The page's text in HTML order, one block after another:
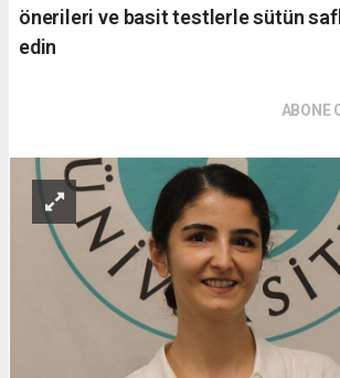
önerileri ve basit testlerle sütün
edin
ABONE